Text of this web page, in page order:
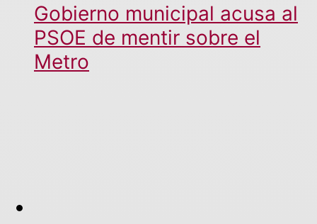
Gobierno municipal acusa al
PSOE de mentir sobre el
Metro